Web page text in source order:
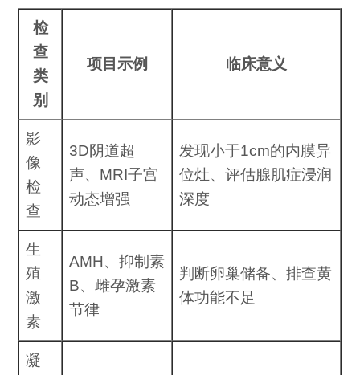
检
查
类
别
项目示例 临床意义
影
像
检
查
3D阴道超
声、MRI子宫
动态增强
发现小于1cm的内膜异
位灶、评估腺肌症浸润
深度
生
殖
激
素
AMH、抑制素
B、雌孕激素
节律
判断卵巢储备、排查黄
体功能不足
凝